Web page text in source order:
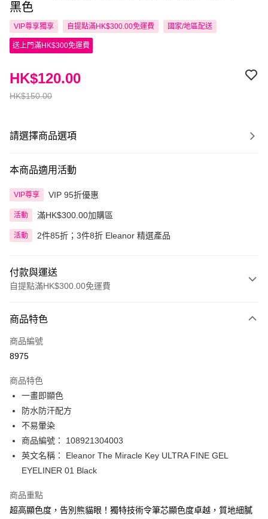
黑色
VIP尊享獨享 自提點滿HK$300.00免運費 國家/地區配送
送上門滿HK$300免運費
HK$150.00
HK$120.00
請選擇商品選項
本商品適用活動
VIP尊享 VIP 95折優惠
活動 滿HK$300.00加購區
活動 2件85折；3件8折 Eleanor 精選產品
付款與運送
自提點滿HK$300.00免運費
信用卡
Apple Pay
PayMe
WeChat Pay
BoC Pay
送貨方式
每筆HK$65.00，滿HK$300.00或以上免運費
商品特色
商品編號
8975
商品特色
一畫即顯色
防水防汗配方
不易暈染
商品編號： 108921304003
英文名稱： Eleanor The Miracle Key ULTRA FINE GEL
EYELINER 01 Black
商品重點
超高顯色度，告別熊貓眼！獨特技術令筆芯顯色度卓越，質地細膩